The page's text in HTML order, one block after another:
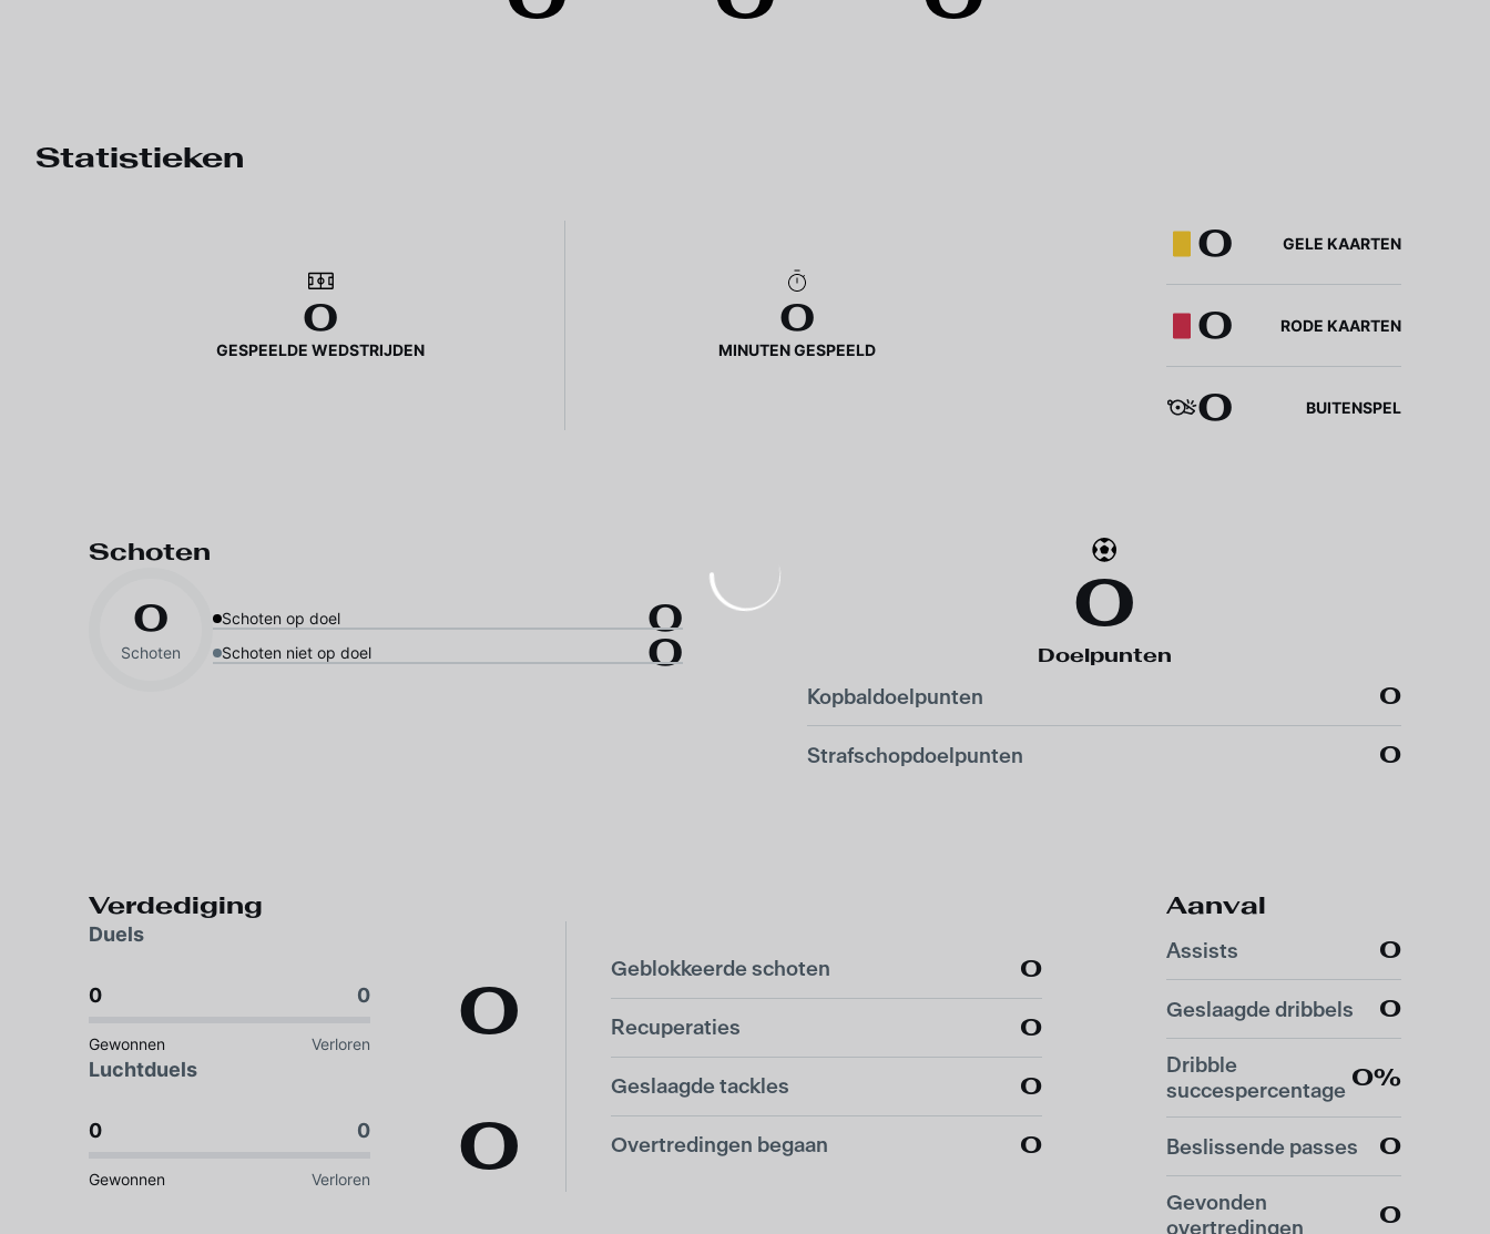
Statistieken
0
GESPEELDE WEDSTRIJDEN
0
MINUTEN GESPEELD
0
Doelpunten
Kopbaldoelpunten 0
Strafschopdoelpunten 0
Schoten
0
Schoten
Schoten op doel 0
Schoten niet op doel 0
Aanval
Assists 0
Geslaagde dribbels 0
Dribble
succespercentage 0%
Beslissende passes 0
Gevonden
overtredingen
0
0 GELE KAARTEN
0 RODE KAARTEN
0 BUITENSPEL
Verdediging
Duels
0 0
Gewonnen Verloren 0
Luchtduels
0 0
Gewonnen Verloren 0
Geblokkeerde schoten 0
Recuperaties 0
Geslaagde tackles 0
Overtredingen begaan 0